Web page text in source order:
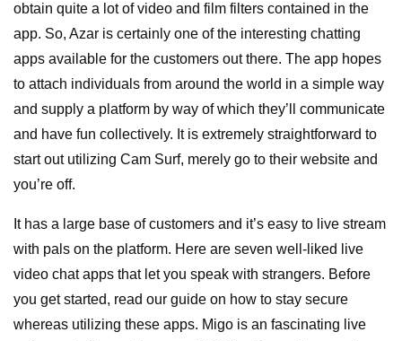
obtain quite a lot of video and film filters contained in the
app. So, Azar is certainly one of the interesting chatting
apps available for the customers out there. The app hopes
to attach individuals from around the world in a simple way
and supply a platform by way of which they’ll communicate
and have fun collectively. It is extremely straightforward to
start out utilizing Cam Surf, merely go to their website and
you’re off.
It has a large base of customers and it’s easy to live stream
with pals on the platform. Here are seven well-liked live
video chat apps that let you speak with strangers. Before
you get started, read our guide on how to stay secure
whereas utilizing these apps. Migo is an fascinating live